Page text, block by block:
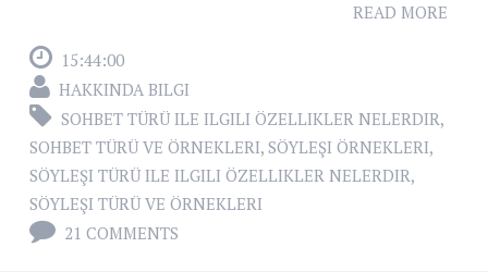
READ MORE
15:44:00
HAKKINDA BILGI
SOHBET TÜRÜ ILE ILGILI ÖZELLIKLER NELERDIR,
SOHBET TÜRÜ VE ÖRNEKLERI, SÖYLEŞI ÖRNEKLERI,
SÖYLEŞI TÜRÜ ILE ILGILI ÖZELLIKLER NELERDIR,
SÖYLEŞI TÜRÜ VE ÖRNEKLERI
21 COMMENTS